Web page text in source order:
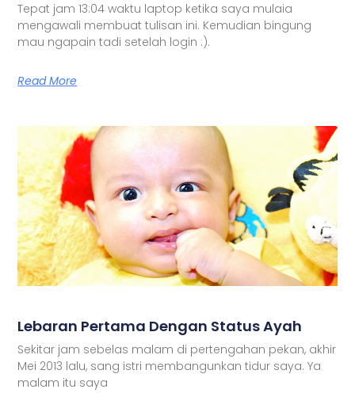
Tepat jam 13:04 waktu laptop ketika saya mulaia
mengawali membuat tulisan ini. Kemudian bingung
mau ngapain tadi setelah login :).
Read More
Lebaran Pertama Dengan Status Ayah
Sekitar jam sebelas malam di pertengahan pekan, akhir
Mei 2013 lalu, sang istri membangunkan tidur saya. Ya
malam itu saya